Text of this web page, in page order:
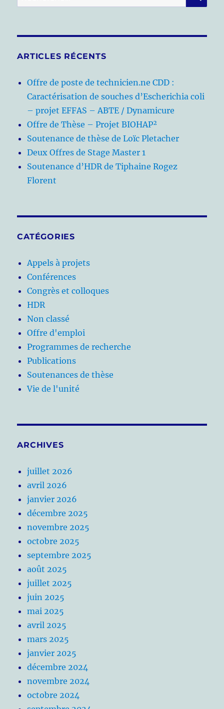
pour :
ARTICLES RÉCENTS
Offre de poste de technicien.ne CDD :
Caractérisation de souches d’Escherichia coli
– projet EFFAS – ABTE / Dynamicure
Offre de Thèse – Projet BIOHAP²
Soutenance de thèse de Loïc Pletacher
Deux Offres de Stage Master 1
Soutenance d’HDR de Tiphaine Rogez
Florent
CATÉGORIES
Appels à projets
Conférences
Congrès et colloques
HDR
Non classé
Offre d'emploi
Programmes de recherche
Publications
Soutenances de thèse
Vie de l'unité
ARCHIVES
juillet 2026
avril 2026
janvier 2026
décembre 2025
novembre 2025
octobre 2025
septembre 2025
août 2025
juillet 2025
juin 2025
mai 2025
avril 2025
mars 2025
janvier 2025
décembre 2024
novembre 2024
octobre 2024